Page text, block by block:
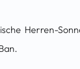
Herren-